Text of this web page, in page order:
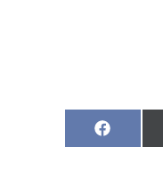
Share
on